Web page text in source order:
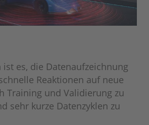
ist es, die Datenaufzeichnung
Reaktionen auf neue
Training und Validierung zu
sehr kurze Datenzyklen zu